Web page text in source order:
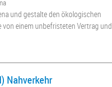
und gestalte den ökologischen
einem unbefristeten Vertrag und
Nahverkehr